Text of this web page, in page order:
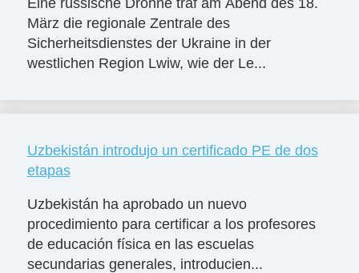
März die regionale Zentrale des
Sicherheitsdienstes der Ukraine in der
westlichen Region Lwiw, wie der Le...
Uzbekistán introdujo un certificado PE de dos
etapas
Uzbekistán ha aprobado un nuevo
procedimiento para certificar a los profesores
de educación física en las escuelas
secundarias generales, introducien...